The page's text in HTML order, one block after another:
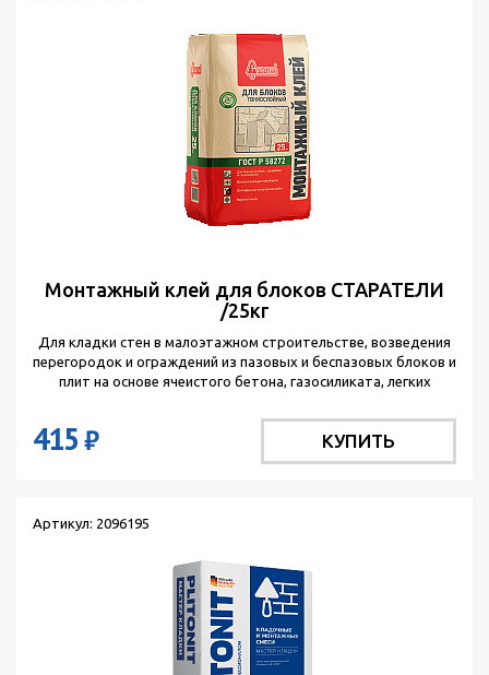
Монтажный клей для блоков СТАРАТЕЛИ
/25кг
Для кладки стен в малоэтажном строительстве, возведения
перегородок и ограждений из пазовых и беспазовых блоков и
плит на основе ячеистого бетона, газосиликата, легких
415₽ КУПИТЬ
Артикул: 2096195